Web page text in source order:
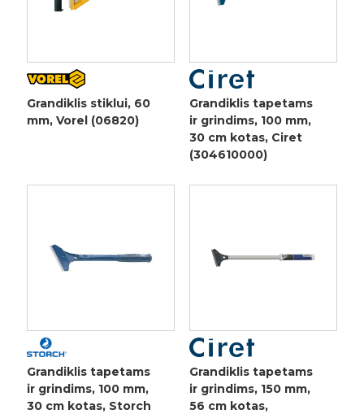
Grandiklis stiklui, 60
mm, Vorel (06820)
Grandiklis tapetams
ir grindims, 100 mm,
30 cm kotas, Ciret
(304610000)
Grandiklis tapetams
ir grindims, 100 mm,
30 cm kotas, Storch
Grandiklis tapetams
ir grindims, 150 mm,
56 cm kotas,